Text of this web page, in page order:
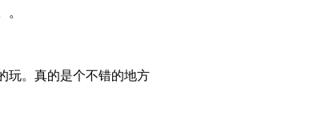
玩。真的是个不错的地方